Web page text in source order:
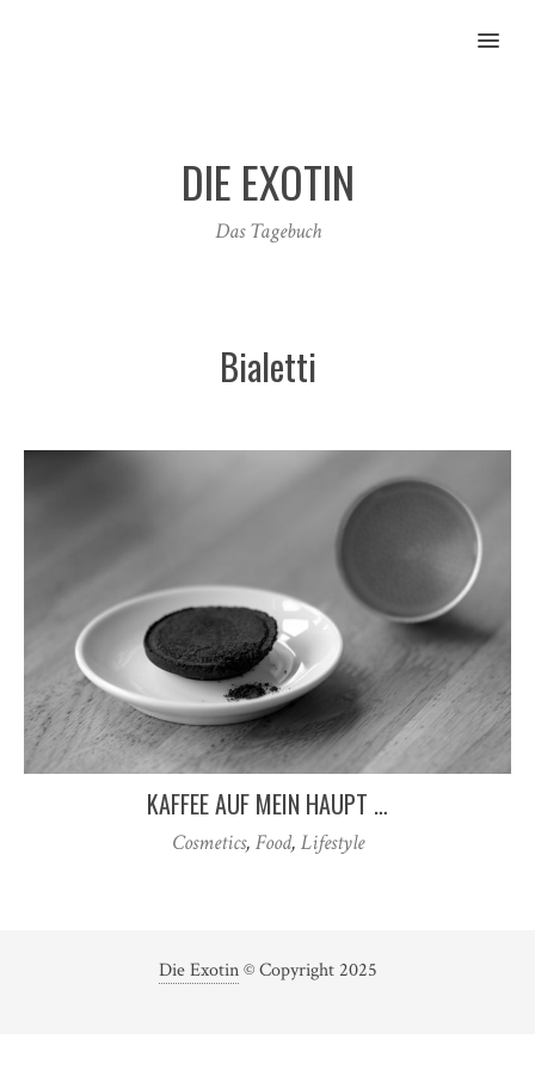
MENU
DIE EXOTIN
Das Tagebuch
Bialetti
KAFFEE AUF MEIN HAUPT …
Cosmetics, Food, Lifestyle
Die Exotin© Copyright 2025